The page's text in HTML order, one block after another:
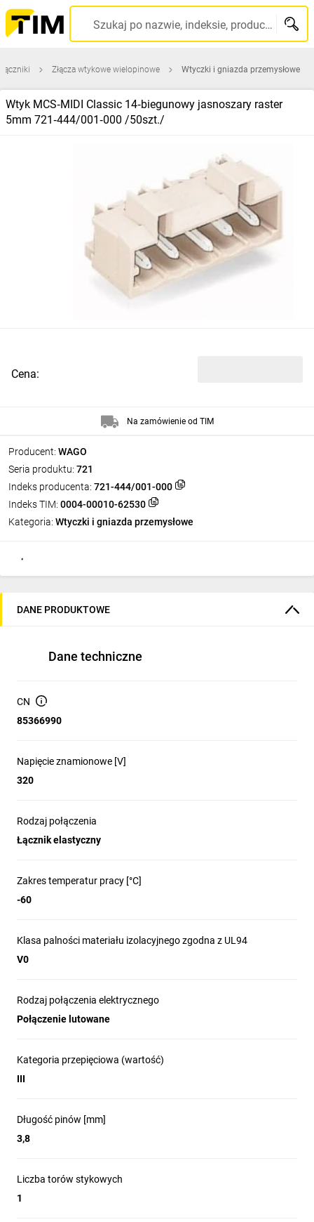
Szukaj po nazwie, indeksie, producencie, kodzie kreskowym...
Złącza wtykowe wielopinowe Wtyczki i gniazda przemysłowe
Wtyk MCS‑MIDI Classic 14‑biegunowy jasnoszary raster
5mm 721‑444/001‑000 /50szt./
Producent: WAGO
Seria produktu: 721
Indeks producenta: 721-444/001-000
Indeks TIM: 0004-00010-62530
Kategoria: Wtyczki i gniazda przemysłowe
Cena:
Na zamówienie od TIM
DANE PRODUKTOWE
Dane techniczne
CN
85366990
Napięcie znamionowe [V]
320
Rodzaj połączenia
Łącznik elastyczny
Zakres temperatur pracy [°C]
-60
Klasa palności materiału izolacyjnego zgodna z UL94
V0
Rodzaj połączenia elektrycznego
Połączenie lutowane
Kategoria przepięciowa (wartość)
III
Długość pinów [mm]
3,8
Liczba torów stykowych
1